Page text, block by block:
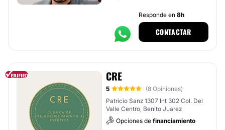
Responde en 8h
CONTACTAR
CRE
5
(8 Opiniones)
Patricio Sanz 1307 Int 302 Col. Del
Valle Centro, Benito Juarez
Opciones de financiamiento